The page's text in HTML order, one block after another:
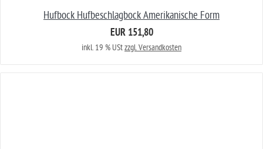
Hufbock Hufbeschlagbock Amerikanische Form
EUR 151,80
inkl. 19 % UStzzgl. Versandkosten